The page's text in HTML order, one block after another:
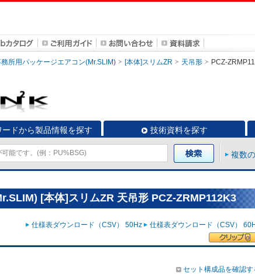
所用パッケージエアコン(Mr.SLIM) [本体]スリムZR 天吊形 PCZ-
ードから製品情報を探す 技術資料を探す
複数
[本体]スリムZR 天吊形 PCZ-ZRMP112K3
仕様表ダウンロード（CSV） 50Hz 仕様表ダウンロード（CSV）
セット構成品を確認す